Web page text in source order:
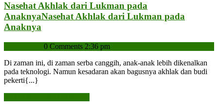
Nasehat Akhlak dari Lukman pada
AnaknyaNasehat Akhlak dari Lukman pada
Anaknya
0 Comments 2:36 pm
Di zaman ini, di zaman serba canggih, anak-anak lebih dikenalkan
pada teknologi. Namun kesadaran akan bagusnya akhlak dan budi
pekerti{...}